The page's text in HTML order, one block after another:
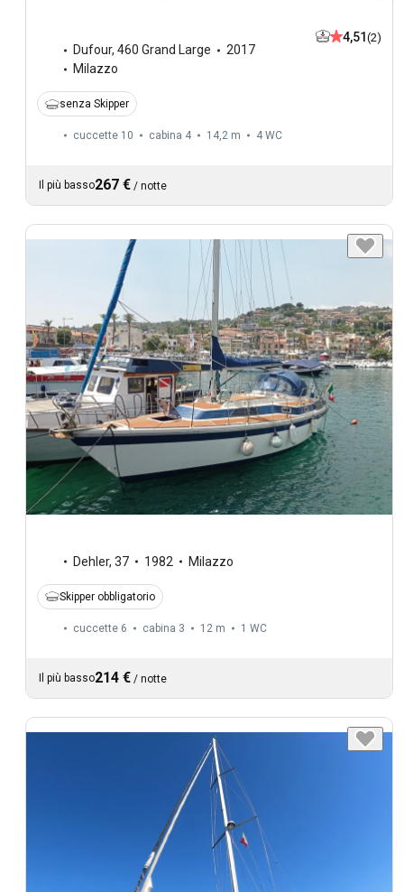
Dufour, 460 Grand Large
2017
Milazzo
4,51 (2)
senza Skipper
cuccette 10 cabina 4 14,2 m 4 WC
Il più basso267 € / notte
Dehler, 37 1982 Milazzo
Skipper obbligatorio
cuccette 6 cabina 3 12 m 1 WC
Il più basso214 € / notte